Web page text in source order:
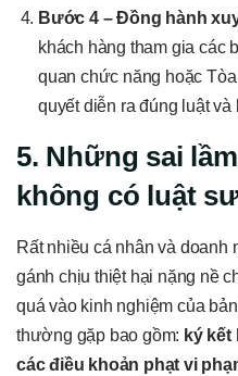
Bước 4 – Đồng hành
khách hàng tham gia các
quan chức năng hoặc
quyết diễn ra đúng luật và
5. Những sai
không có luật
Rất nhiều cá nhân và doanh
gánh chịu thiệt hại nặng nề
quá vào kinh nghiệm của
thường gặp bao gồm: ký
các điều khoản phạt vi